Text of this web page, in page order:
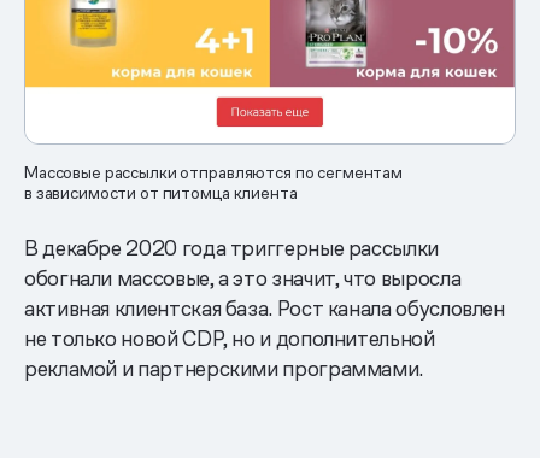
Массовые рассылки отправляются по сегментам
в зависимости от питомца клиента
В декабре 2020 года триггерные рассылки
обогнали массовые, а это значит, что выросла
активная клиентская база. Рост канала обусловлен
не только новой CDP, но и дополнительной
рекламой и партнерскими программами.